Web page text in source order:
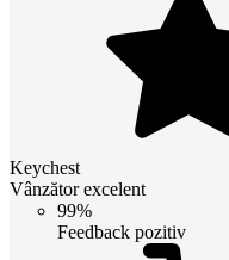
Keychest
Vânzător excelent
99%
Feedback pozitiv